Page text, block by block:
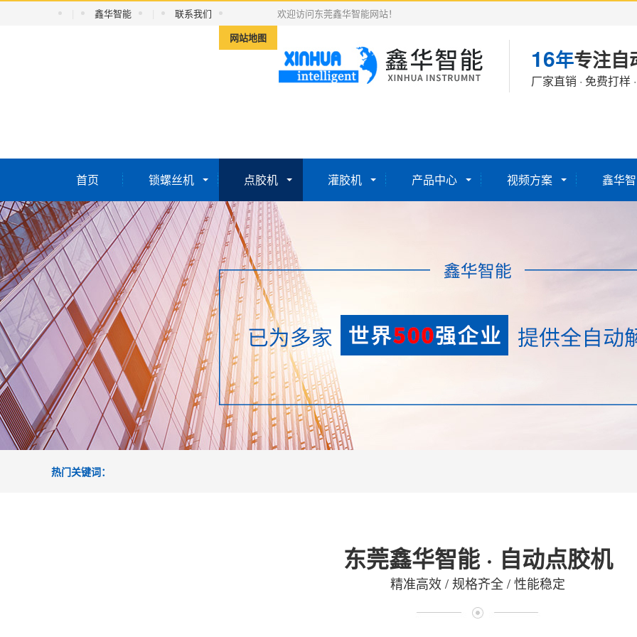
鑫华智能
联系我们
网站地图
欢迎访问东莞鑫华智能网站！
16年专注自
厂家直销 · 免费打样
首页 锁螺丝机 点胶机 灌胶机 产品中心 视频方案 鑫华
热门关键词：
东莞鑫华智能 · 自动点胶机
精准高效 / 规格齐全 / 性能稳定